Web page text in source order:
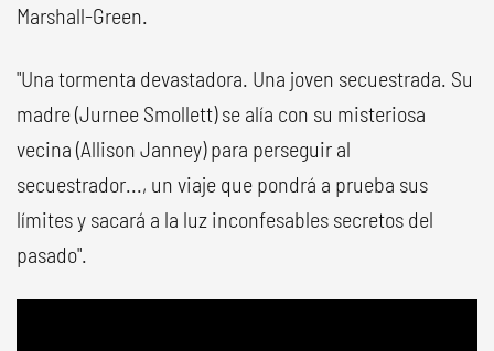
Marshall-Green.
"Una tormenta devastadora. Una joven secuestrada. Su
madre (Jurnee Smollett) se alía con su misteriosa
vecina (Allison Janney) para perseguir al
secuestrador..., un viaje que pondrá a prueba sus
límites y sacará a la luz inconfesables secretos del
pasado".